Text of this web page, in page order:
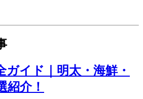
ガイド｜明太・海鮮・
紹介！